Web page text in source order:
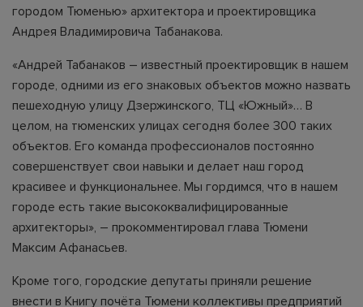
городом Тюменью» архитектора и проектировщика
Андрея Владимировича Табанакова.
«Андрей Табанаков – известный проектировщик в нашем
городе, одними из его знаковых объектов можно назвать
пешеходную улицу Дзержинского, ТЦ «Южный»… В
целом, на тюменских улицах сегодня более 300 таких
объектов. Его команда профессионалов постоянно
совершенствует свои навыки и делает наш город
красивее и функциональнее. Мы гордимся, что в нашем
городе есть такие высококвалифицированные
архитекторы», – прокомментировал глава Тюмени
Максим Афанасьев.
Кроме того, городские депутаты приняли решение
внести в Книгу почёта Тюмени коллективы предприятий